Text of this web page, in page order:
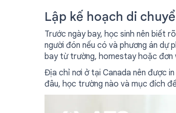
Lập kế hoạch di
Trước ngày bay, học sinh nên biết
người đón nếu có và phương án dự
bay từ trường, homestay hoặc đơn
Địa chỉ nơi ở tại Canada nên được
đâu, học trường nào và mục đích